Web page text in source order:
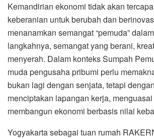
Kemandirian ekonomi tidak akan
keberanian untuk berubah dan
menanamkan semangat “pemuda”
langkahnya, semangat yang berani,
menyerah. Dalam konteks Sumpah
muda pengusaha pribumi perlu
bukan lagi dengan senjata, tetapi
menciptakan lapangan kerja,
membangun ekonomi berbasis nilai
Yogyakarta sebagai tuan rumah